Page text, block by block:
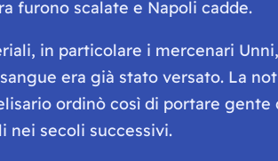
furono scalate e Napoli cadde.
in particolare i mercenari
era già stato versato. La
ordinò così di portare
nei secoli successivi.